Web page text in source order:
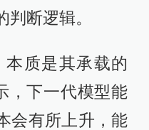
断逻辑。
本质是其承载的
，下一代模型能
会有所上升，能